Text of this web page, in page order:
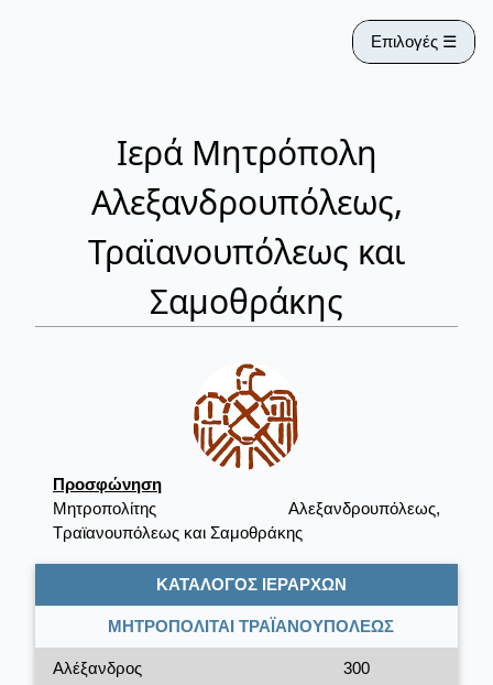
Επιλογές ☰
Ιερά Μητρόπολη
Αλεξανδρουπόλεως,
Τραϊανουπόλεως και
Σαμοθράκης
Προσφώνηση
Μητροπολίτης Αλεξανδρουπόλεως,
Τραϊανουπόλεως και Σαμοθράκης
ΚΑΤΑΛΟΓΟΣ ΙΕΡΑΡΧΩΝ
ΜΗΤΡΟΠΟΛΙΤΑΙ ΤΡΑΪΑΝΟΥΠΟΛΕΩΣ
Αλέξανδρος 300